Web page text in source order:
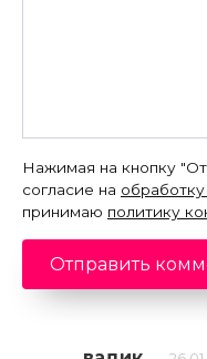
Нажимая на кнопку
согласие на
принимаю политику